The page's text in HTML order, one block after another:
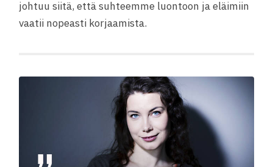
johtuu siitä, että suhteemme luontoon ja eläimiin
vaatii nopeasti korjaamista.